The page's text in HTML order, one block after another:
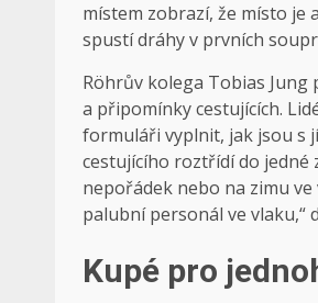
místem zobrazí, že místo je
spustí dráhy v prvních
Röhrův kolega Tobias
a připomínky cestujících.
formuláři vyplnit, jak jsou s
cestujícího roztřídí do jedné
nepořádek nebo na zimu
palubní personál ve vlaku,“
Kupé pro